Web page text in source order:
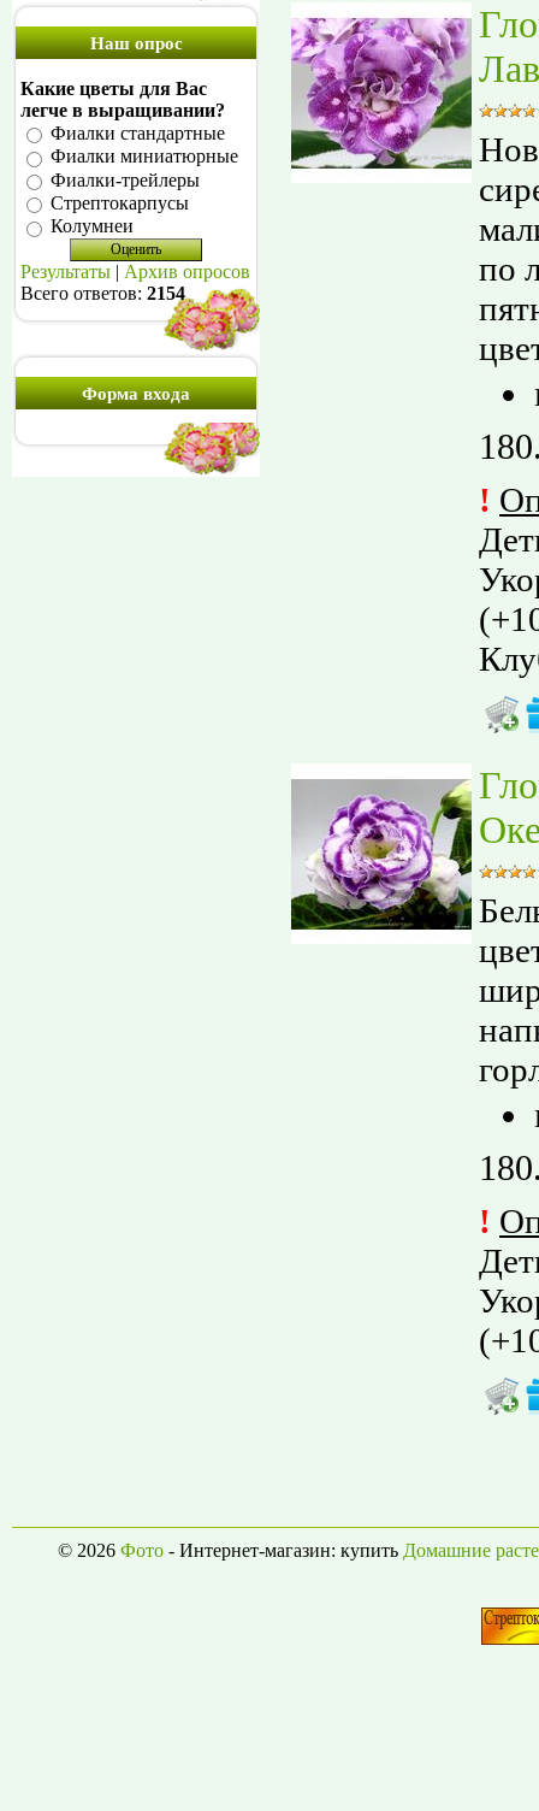
Наш опрос
Какие цветы для Вас
легче в выращивании?
Фиалки стандартные
Фиалки миниатюрные
Фиалки-трейлеры
Стрептокарпусы
Колумнеи
Результаты
Архив опросов
Всего ответов: 2154
Форма входа
по
!
(
!
(
© 2026 Фото- Интернет-магазин: купить Домашние